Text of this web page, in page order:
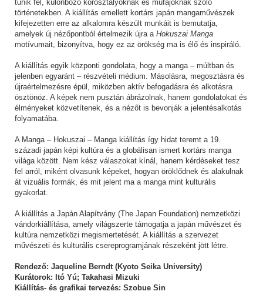
tűnik fel, különböző korosztályoknak és műfajoknak szóló
történetekben. A kiállítás emellett kortárs japán mangaművészek
kifejezetten erre az alkalomra készült munkáit is bemutatja,
amelyek új nézőpontból értelmezik újra a Hokuszai Manga
motívumait, bizonyítva, hogy ez az örökség ma is élő és inspiráló.
A kiállítás egyik központi gondolata, hogy a manga – múltban és
jelenben egyaránt – részvételi médium. Másolásra, megosztásra és
újraértelmezésre épül, miközben aktív befogadásra és alkotásra
ösztönöz. A képek nem pusztán ábrázolnak, hanem gondolatokat és
élményeket közvetítenek, és a nézőt is bevonják a jelentésalkotás
folyamatába.
A Manga – Hokuszai – Manga kiállítás így hidat teremt a 19.
századi japán képi kultúra és a globálisan ismert kortárs manga
világa között. Nem kész válaszokat kínál, hanem kérdéseket tesz
fel arról, miként olvasunk képeket, hogyan öröklődnek és alakulnak
át vizuális formák, és mit jelent ma a manga mint kulturális
gyakorlat.
A kiállítás a Japán Alapítvány (The Japan Foundation) nemzetközi
vándorkiállítása, amely világszerte támogatja a japán művészet és
kultúra nemzetközi megismertetését. A kiállítás a szervezet
művészeti és kulturális csereprogramjának részeként jött létre.
Rendező: Jaqueline Berndt (Kyoto Seika University)
Kurátorok: Itó Yú; Takahasi Mizuki
Kiállítás- és grafikai tervezés: Szobue Sin